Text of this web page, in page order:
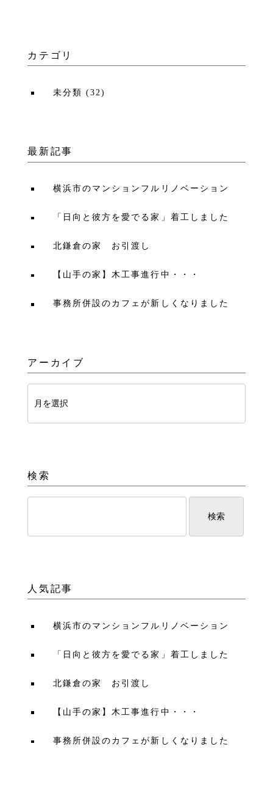
カテゴリ
未分類 (32)
最新記事
横浜市のマンションフルリノベーション
「日向と彼方を愛でる家」着工しました
北鎌倉の家 お引渡し
【山手の家】木工事進行中・・・
事務所併設のカフェが新しくなりました
アーカイブ
検索
人気記事
横浜市のマンションフルリノベーション
「日向と彼方を愛でる家」着工しました
北鎌倉の家 お引渡し
【山手の家】木工事進行中・・・
事務所併設のカフェが新しくなりました